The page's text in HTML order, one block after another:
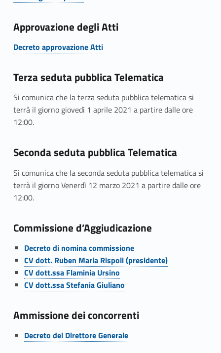
r
a
a
p
e
r
a
p
e
l
’
a
p
p
a
Link identifier #identifier__8460-3
Approvazione degli Atti
Decreto approvazione Atti
Terza seduta pubblica Telematica
Si comunica che la terza seduta pubblica telematica si
terrà il giorno giovedì 1 aprile 2021 a partire dalle ore
12:00.
Seconda seduta pubblica Telematica
Si comunica che la seconda seduta pubblica telematica si
terrà il giorno Venerdì 12 marzo 2021 a partire dalle ore
12:00.
Commissione d’Aggiudicazione
Link identifier #identifier__173597-5
Decreto di nomina commissione
Link identifier #identifier__118890-6
CV dott. Ruben Maria Rispoli (presidente)
Link identifier #identifier__196070-7
CV dott.ssa Flaminia Ursino
Link identifier #identifier__44327-8
CV dott.ssa Stefania Giuliano
Ammissione dei concorrenti
Link identifier #identifier__125725-9
Decreto del Direttore Generale